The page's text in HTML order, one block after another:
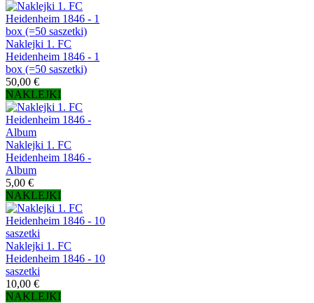
Naklejki 1. FC
Heidenheim 1846 - 1
box (=50 saszetki)
50,00 €
NAKLEJKI
Naklejki 1. FC
Heidenheim 1846 -
Album
5,00 €
NAKLEJKI
Naklejki 1. FC
Heidenheim 1846 - 10
saszetki
10,00 €
NAKLEJKI